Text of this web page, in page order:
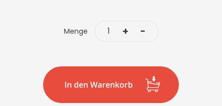
Menge -
+
In den Warenkorb